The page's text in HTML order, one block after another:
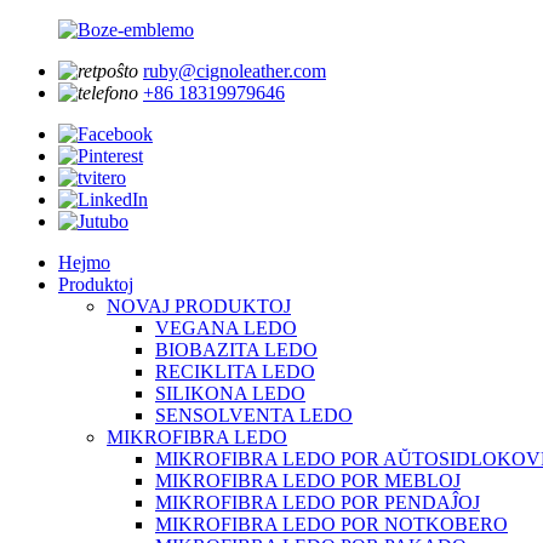
ruby@cignoleather.com
+86 18319979646
Hejmo
Produktoj
NOVAJ PRODUKTOJ
VEGANA LEDO
BIOBAZITA LEDO
RECIKLITA LEDO
SILIKONA LEDO
SENSOLVENTA LEDO
MIKROFIBRA LEDO
MIKROFIBRA LEDO POR
MIKROFIBRA LEDO POR MEBLOJ
MIKROFIBRA LEDO POR PENDAĴOJ
MIKROFIBRA LEDO POR NOTKOBERO